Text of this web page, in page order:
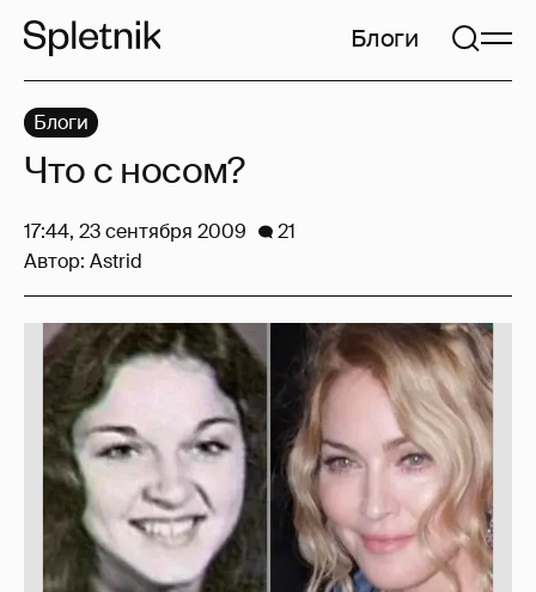
Блоги
Блоги
Что с носом?
17:44, 23 сентября 2009
21
Автор: Astrid